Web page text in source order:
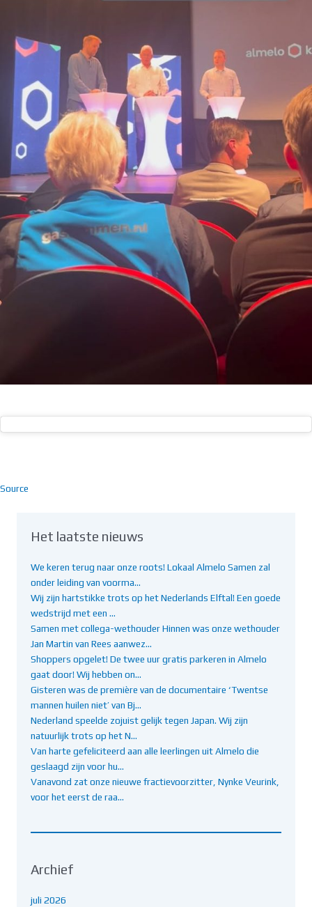
Source
Het laatste nieuws
We keren terug naar onze roots! Lokaal Almelo Samen zal
onder leiding van voorma…
Wij zijn hartstikke trots op het Nederlands Elftal! Een goede
wedstrijd met een …
Samen met collega-wethouder Hinnen was onze wethouder
Jan Martin van Rees aanwez…
Shoppers opgelet! De twee uur gratis parkeren in Almelo
gaat door! Wij hebben on…
Gisteren was de première van de documentaire ‘Twentse
mannen huilen niet’ van Bj…
Nederland speelde zojuist gelijk tegen Japan. Wij zijn
natuurlijk trots op het N…
Van harte gefeliciteerd aan alle leerlingen uit Almelo die
geslaagd zijn voor hu…
Vanavond zat onze nieuwe fractievoorzitter, Nynke Veurink,
voor het eerst de raa…
Archief
juli 2026